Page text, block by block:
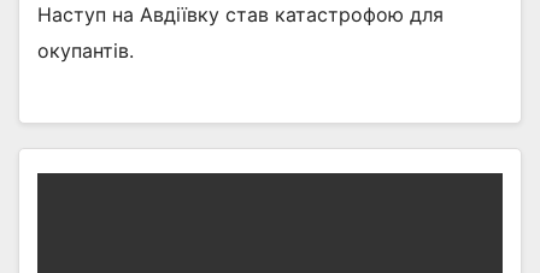
Наступ на Авдіївку став катастрофою для
окупантів.